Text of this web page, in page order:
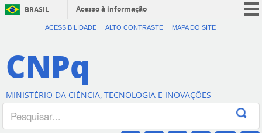
BRASIL
Acesso à informação
CORONAVÍRUS (COVID-19)
Canais
ACESSIBILIDADE ALTO CONTRASTE MAPA DO SITE
CNPq
MINISTÉRIO DA CIÊNCIA, TECNOLOGIA E INOVAÇÕES